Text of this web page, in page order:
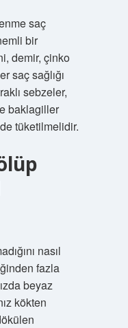
saç
bir
demir, çinko
saç sağlığı
sebzeler,
baklagiller
tüketilmelidir.
nasıl
fazla
beyaz
kökten